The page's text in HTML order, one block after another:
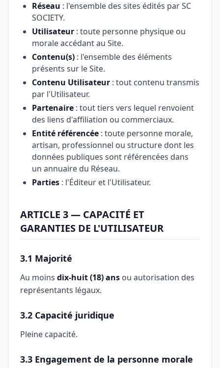
Réseau : l'ensemble des sites édités par SC
SOCIETY.
Utilisateur : toute personne physique ou
morale accédant au Site.
Contenu(s) : l'ensemble des éléments
présents sur le Site.
Contenu Utilisateur : tout contenu transmis
par l'Utilisateur.
Partenaire : tout tiers vers lequel renvoient
des liens d'affiliation ou commerciaux.
Entité référencée : toute personne morale,
artisan, professionnel ou structure dont les
données publiques sont référencées dans
un annuaire du Réseau.
Parties : l'Éditeur et l'Utilisateur.
ARTICLE 3 — CAPACITÉ ET
GARANTIES DE L'UTILISATEUR
3.1 Majorité
Au moins dix-huit (18) ans ou autorisation des
représentants légaux.
3.2 Capacité juridique
Pleine capacité.
3.3 Engagement de la personne morale